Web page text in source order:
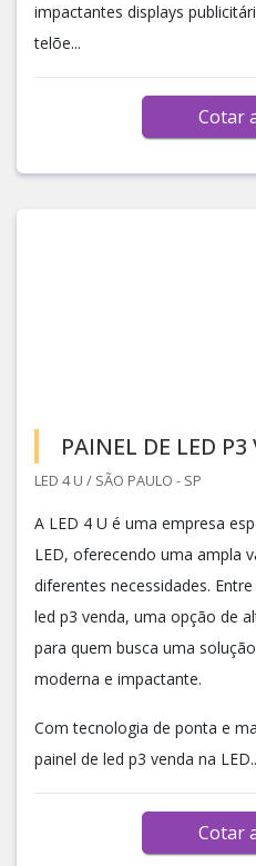
impactantes displays
telõe...
Cotar
PAINEL DE LED P3
LED 4 U / SÃO PAULO - SP
A LED 4 U é uma empresa
LED, oferecendo uma ampla
diferentes necessidades.
led p3 venda, uma opção de
para quem busca uma
moderna e impactante.
Com tecnologia de ponta e
painel de led p3 venda na
Cotar